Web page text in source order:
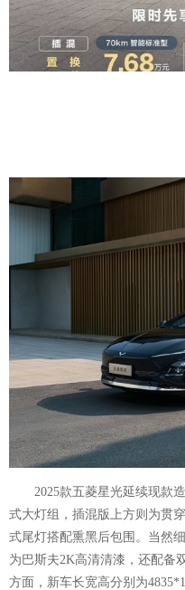
2025款五菱星光延续现款
式大灯组，插混版上方则为贯
式尾灯搭配熏黑后包围。当然
为巴斯夫2K高清清漆，还配备
方面，新车长宽高分别为